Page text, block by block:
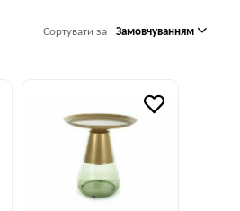
Сортувати за Замовчуванням